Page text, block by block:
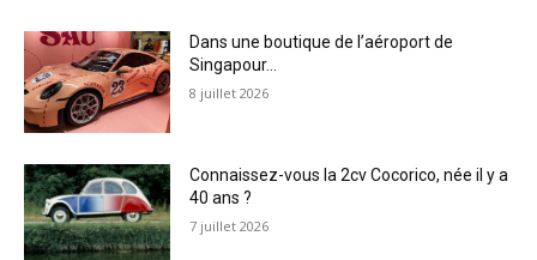
Dans une boutique de l’aéroport de
Singapour…
8 juillet 2026
Connaissez-vous la 2cv Cocorico, née il y a
40 ans ?
7 juillet 2026